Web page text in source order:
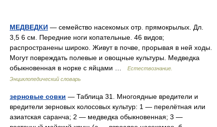
МЕДВЕДКИ — семейство насекомых отр. прямокрылых. Дл.
3,5 6 см. Передние ноги копательные. 46 видов;
распространены широко. Живут в почве, прорывая в ней ходы.
Могут повреждать полевые и овощные культуры. Медведка
обыкновенная в норке с яйцами …
Естествознание.
Энциклопедический словарь
зерновые совки — Таблица 31. Многоядные вредители и
вредители зерновых колосовых культур: 1 — перелётная или
азиатская саранча; 2 — медведка обыкновенная; 3 —